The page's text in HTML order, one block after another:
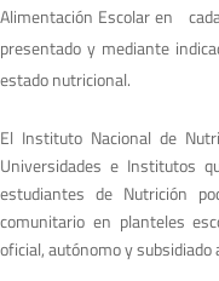
Alimentación Escolar en
presentado y mediante
estado nutricional.
El Instituto Nacional de
Universidades e Institutos
estudiantes de Nutrición
comunitario en planteles
oficial, autónomo y